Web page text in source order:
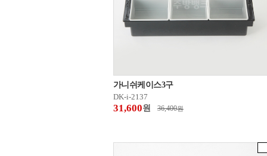
가니쉬케이스3구
DK-i-2137
31,600원 36,400원